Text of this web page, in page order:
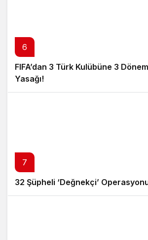
6
FIFA’dan 3 Türk Kulübüne 3
Yasağı!
7
32 Şüpheli ‘Değnekçi’